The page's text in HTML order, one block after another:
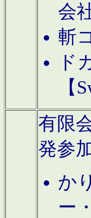
会
斬
ド
【
有限
発参
か
ー